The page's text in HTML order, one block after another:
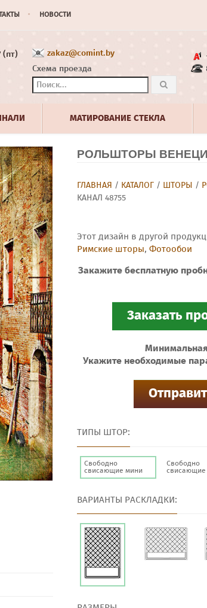
НОВОСТИ
(пт)
zakaz@comint.by
Схема проезда
МАТИРОВАНИЕ СТЕКЛА
РОЛЬШТОРЫ
ГЛАВНАЯ / КАТАЛОГ / ШТОРЫ /
КАНАЛ 48755
Этот дизайн в другой
Римские шторы, Фотообои
Закажите бесплатную
Минимальная
Укажите необходимые
ТИПЫ ШТОР:
Свободно
свисающие мини
Свободно
свисающие
ВАРИАНТЫ РАСКЛАДКИ: